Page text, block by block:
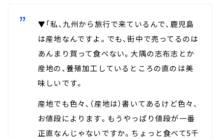
▼「私、九州から旅行で来ているんで、鹿児島
は産地なんですよ。でも、街中で売ってるのは
あんまり買って食べない。大隅の志布志とか
産地の、養殖加工しているところの直のは美
味しいです。
産地でも色々、（産地は）書いてあるけど色々、
お値段によります。もうやっぱり値段が一番
正直なんじゃないですか。ちょっと食べて5千